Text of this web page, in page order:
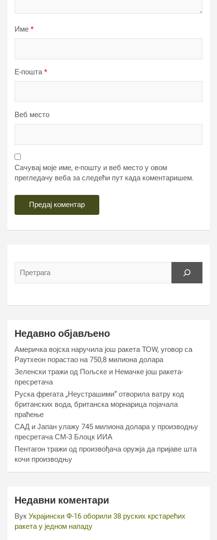
Име *
Е-пошта*
Веб место
Сачувај моје име, е-пошту и веб место у овом
прегледачу веба за следећи пут када коментаришем.
Недавно објављено
Америчка војска наручила још ракета ТОW, уговор са
Раyтхеон порастао на 750,8 милиона долара
Зеленски тражи од Пољске и Немачке још ракета-
пресретача
Руска фрегата „Неустрашими“ отворила ватру код
британских вода, британска морнарица појачала
праћење
САД и Јапан улажу 745 милиона долара у производњу
пресретача СМ-3 Блоцк ИИА
Пентагон тражи од произвођача оружја да пријаве шта
кочи производњу
Недавни коментари
Вук Украјински Ф-16 оборили 38 руских крстарећих
ракета у једном нападу